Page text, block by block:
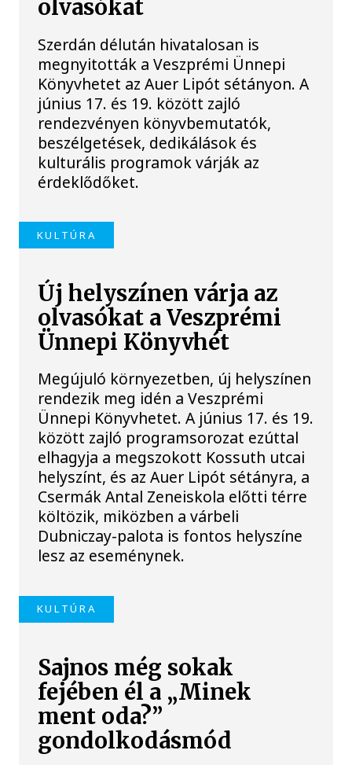
olvasókat
Szerdán délután hivatalosan is
megnyitották a Veszprémi Ünnepi
Könyvhetet az Auer Lipót sétányon. A
június 17. és 19. között zajló
rendezvényen könyvbemutatók,
beszélgetések, dedikálások és
kulturális programok várják az
érdeklődőket.
KULTÚRA
Új helyszínen várja az
olvasókat a Veszprémi
Ünnepi Könyvhét
Megújuló környezetben, új helyszínen
rendezik meg idén a Veszprémi
Ünnepi Könyvhetet. A június 17. és 19.
között zajló programsorozat ezúttal
elhagyja a megszokott Kossuth utcai
helyszínt, és az Auer Lipót sétányra, a
Csermák Antal Zeneiskola előtti térre
költözik, miközben a várbeli
Dubniczay-palota is fontos helyszíne
lesz az eseménynek.
KULTÚRA
Sajnos még sokak
fejében él a „Minek
ment oda?”
gondolkodásmód